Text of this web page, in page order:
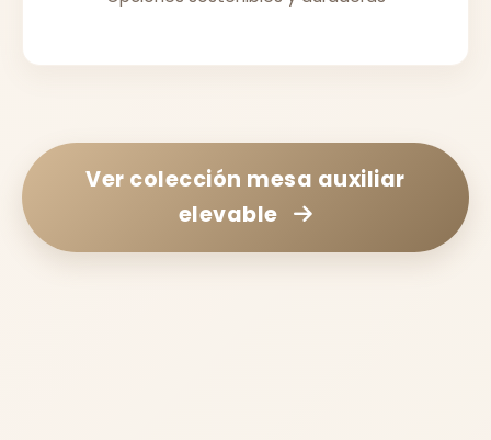
Ver colección mesa auxiliar
elevable